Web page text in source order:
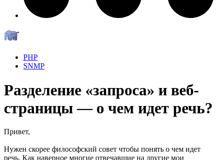
PHP
SNMP
Разделение «запроса» и веб-
страницы — о чем идет речь?
Привет,
Нужен скорее философский совет чтобы понять о чем идет
речь. Как наверное многие отвечавшие на другие мои